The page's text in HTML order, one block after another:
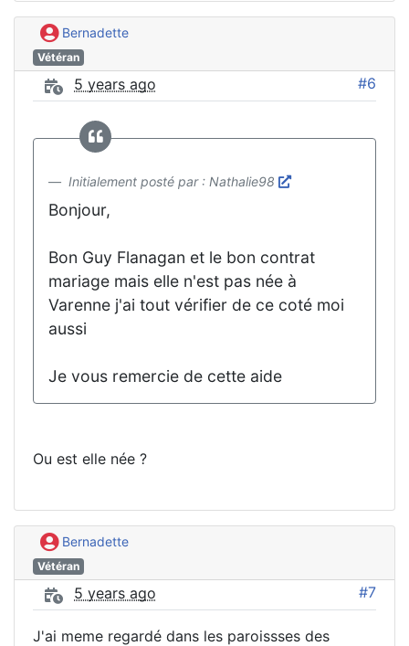
Bernadette
Vétéran
5 years ago #6
Initialement posté par : Nathalie98
Bonjour,
Bon Guy Flanagan et le bon contrat
mariage mais elle n'est pas née à
Varenne j'ai tout vérifier de ce coté moi
aussi
Je vous remercie de cette aide
Ou est elle née ?
Bernadette
Vétéran
5 years ago #7
J'ai meme regardé dans les paroissses des